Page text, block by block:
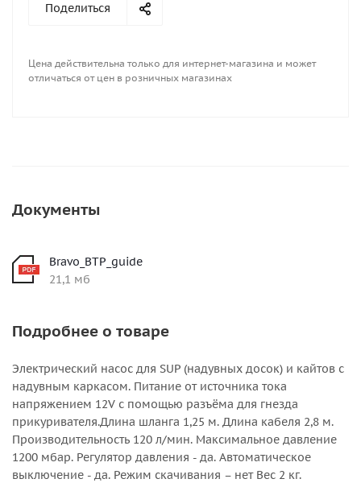
Поделиться
Цена действительна только для интернет-магазина и может
отличаться от цен в розничных магазинах
Документы
Bravo_BTP_guide
21,1 мб
Подробнее о товаре
Электрический насос для SUP (надувных досок) и кайтов с
надувным каркасом. Питание от источника тока
напряжением 12V с помощью разъёма для гнезда
прикуривателя.Длина шланга 1,25 м. Длина кабеля 2,8 м.
Производительность 120 л/мин. Максимальное давление
1200 мбар. Регулятор давления - да. Автоматическое
выключение - да. Режим скачивания – нет Вес 2 кг.